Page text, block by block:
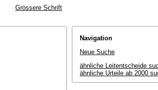
Grössere Schrift
Navigation
Neue Suche
ähnliche Leitentscheide
ähnliche Urteile ab 2000